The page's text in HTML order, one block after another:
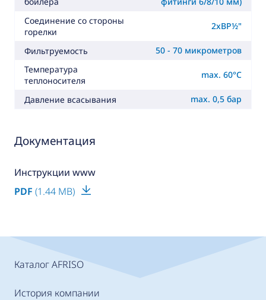
Соединение со стороны
горелки
2xВР½"
Фильтруемость
50 - 70 микрометров
Температура
теплоносителя
max. 60°C
Давление всасывания max. 0,5 бар
Документация
Инструкции www
PDF (1.44 MB)
Каталог AFRISO
История компании